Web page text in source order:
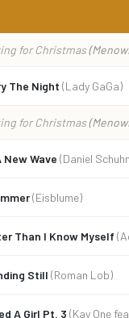
for Christmas
The Night (Lady GaGa)
for Christmas
New Wave (Daniel
(Eisblume)
Than I Know Myself
Still (Roman Lob)
A Girl Pt. 3 (Kay One